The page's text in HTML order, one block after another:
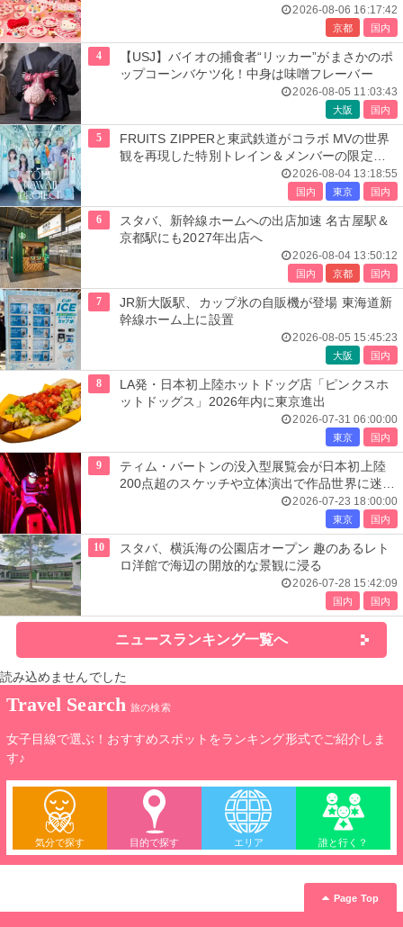
2026-08-06 16:17:42
京都 国内
4
【USJ】バイオの捕食者“リッカー”がまさかのポ
ップコーンバケツ化！中身は味噌フレーバー
2026-08-05 11:03:43
大阪 国内
5
FRUITS ZIPPERと東武鉄道がコラボ MVの世界
観を再現した特別トレイン＆メンバーの限定ア
2026-08-04 13:18:55
国内 東京 国内
6
スタバ、新幹線ホームへの出店加速 名古屋駅＆
京都駅にも2027年出店へ
2026-08-04 13:50:12
国内 京都 国内
7
JR新大阪駅、カップ氷の自販機が登場 東海道新
幹線ホーム上に設置
2026-08-05 15:45:23
大阪 国内
8
LA発・日本初上陸ホットドッグ店「ピンクスホ
ットドッグス」2026年内に東京進出
2026-07-31 06:00:00
東京 国内
9
ティム・バートンの没入型展覧会が日本初上陸
200点超のスケッチや立体演出で作品世界に迷い
2026-07-23 18:00:00
東京 国内
10
スタバ、横浜海の公園店オープン 趣のあるレト
ロ洋館で海辺の開放的な景観に浸る
2026-07-28 15:42:09
国内 国内
ニュースランキング一覧へ
読み込めませんでした
Travel Search 旅の検索
女子目線で選ぶ！おすすめスポットをランキング形式でご紹介しま
す♪
気分で探す 目的で探す エリア 誰と行く？
Page Top